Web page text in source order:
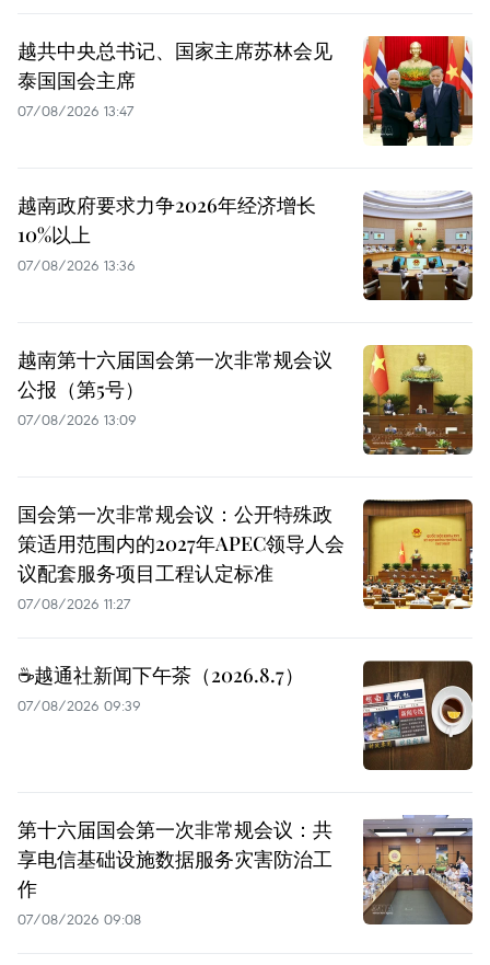
越共中央总书记、国家主席苏林会见
泰国国会主席
07/08/2026 13:47
越南政府要求力争2026年经济增长
10%以上
07/08/2026 13:36
越南第十六届国会第一次非常规会议
公报（第5号）
07/08/2026 13:09
国会第一次非常规会议：公开特殊政
策适用范围内的2027年APEC领导人会
议配套服务项目工程认定标准
07/08/2026 11:27
☕️越通社新闻下午茶（2026.8.7）
07/08/2026 09:39
第十六届国会第一次非常规会议：共
享电信基础设施数据服务灾害防治工
作
07/08/2026 09:08